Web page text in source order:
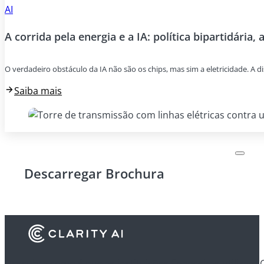
AI
A corrida pela energia e a IA: política bipartidária,
O verdadeiro obstáculo da IA não são os chips, mas sim a eletricidade.
Saiba mais
Descarregar Brochura